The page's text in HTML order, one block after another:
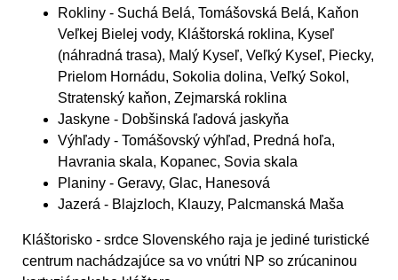
Rokliny - Suchá Belá, Tomášovská Belá, Kaňon
Veľkej Bielej vody, Kláštorská roklina, Kyseľ
(náhradná trasa), Malý Kyseľ, Veľký Kyseľ, Piecky,
Prielom Hornádu, Sokolia dolina, Veľký Sokol,
Stratenský kaňon, Zejmarská roklina
Jaskyne - Dobšinská ľadová jaskyňa
Výhľady - Tomášovský výhľad, Predná hoľa,
Havrania skala, Kopanec, Sovia skala
Planiny - Geravy, Glac, Hanesová
Jazerá - Blajzloch, Klauzy, Palcmanská Maša
Kláštorisko - srdce Slovenského raja je jediné turistické
centrum nachádzajúce sa vo vnútri NP so zrúcaninou